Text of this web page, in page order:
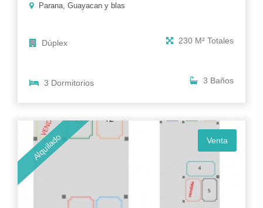
Parana, Guayacan y blas
Dúplex 230 M² Totales
3 Dormitorios 3 Baños
Alquilado Venta